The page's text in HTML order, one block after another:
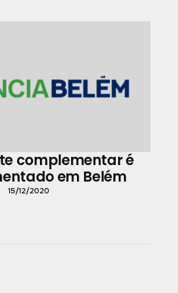
complementar é
em Belém
15/12/2020